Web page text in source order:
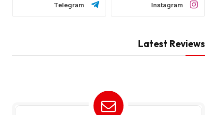
Instagram
Telegram
Latest Reviews